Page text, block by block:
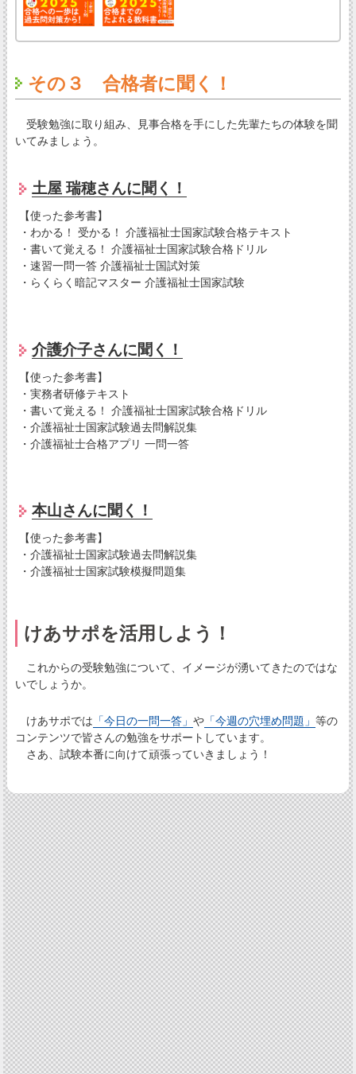
その３ 合格者に聞く！
受験勉強に取り組み、見事合格を手にした先輩たちの体験を聞
いてみましょう。
土屋 瑞穂さんに聞く！
【使った参考書】
・わかる！ 受かる！ 介護福祉士国家試験合格テキスト
・書いて覚える！ 介護福祉士国家試験合格ドリル
・速習一問一答 介護福祉士国試対策
・らくらく暗記マスター 介護福祉士国家試験
介護介子さんに聞く！
【使った参考書】
・実務者研修テキスト
・書いて覚える！ 介護福祉士国家試験合格ドリル
・介護福祉士国家試験過去問解説集
・介護福祉士合格アプリ 一問一答
本山さんに聞く！
【使った参考書】
・介護福祉士国家試験過去問解説集
・介護福祉士国家試験模擬問題集
けあサポを活用しよう！
これからの受験勉強について、イメージが湧いてきたのではな
いでしょうか。
けあサポでは 「今日の一問一答」 や「今週の穴埋め問題」 等の
コンテンツで皆さんの勉強をサポートしています。
さあ、試験本番に向けて頑張っていきましょう！